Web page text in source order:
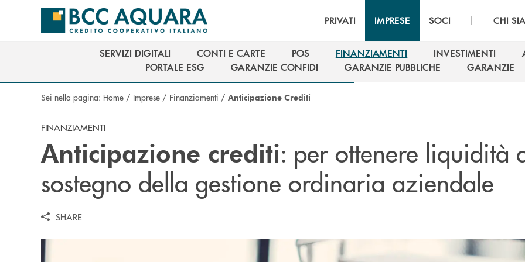
Salta al contenuto principale
PRIVATI IMPRESE SOCI | CHI
SERVIZI DIGITALI
SERVIZI DIGITALI
CONTI E CARTE
CONTI E CARTE
POS
POS
FINANZIAMENTI
FINANZIAMENTI
INVESTIMENTI
INVESTIMENTI
PORTALE ESG
PORTALE ESG
GARANZIE CONFIDI
GARANZIE CONFIDI
GARANZIE PUBBLICHE
GARANZIE PUBBLICHE
GARANZIE
Sei nella pagina: Home / Imprese / Finanziamenti / Anticipazione Crediti
FINANZIAMENTI
Anticipazione crediti: per ottenere liquidità
sostegno della gestione ordinaria aziendale
SHARE